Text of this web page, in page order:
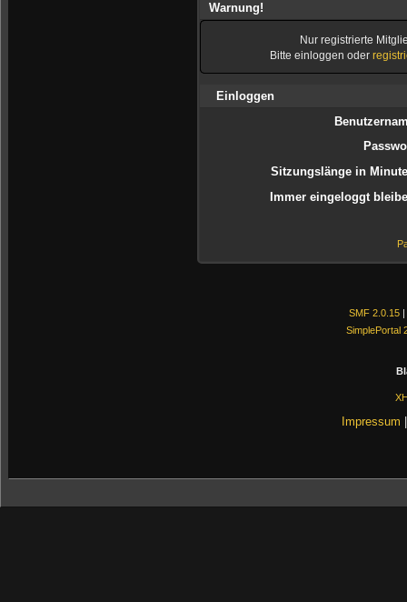
Warnung!
Nur registrierte
Bitte einloggen oder
Einloggen
Sitzungslänge in
Immer eingeloggt
SMF 2.0.15|
SimplePortal
Impressum